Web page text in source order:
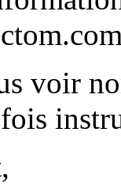
voir
fois